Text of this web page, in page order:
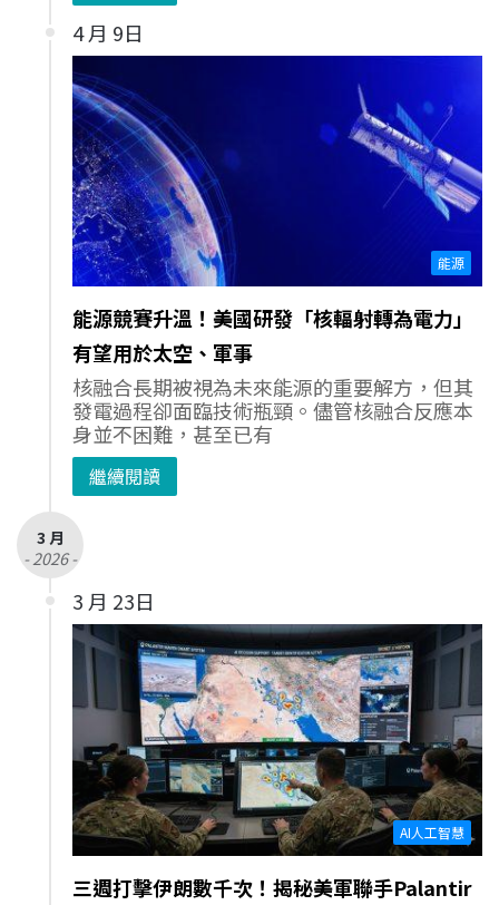
4 月 9日
能源
能源競賽升溫！美國研發「核輻射轉為電力」
有望用於太空、軍事
核融合長期被視為未來能源的重要解方，但其
發電過程卻面臨技術瓶頸。儘管核融合反應本
身並不困難，甚至已有
繼續閱讀
3 月
- 2026 -
3 月 23日
AI人工智慧
三週打擊伊朗數千次！揭秘美軍聯手Palantir